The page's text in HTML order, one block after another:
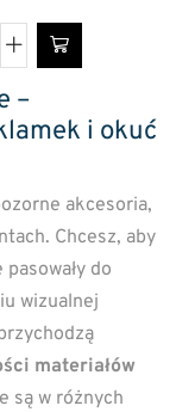
–
i okuć
akcesoria,
Chcesz, aby
do
wizualnej
materiałów
są w różnych